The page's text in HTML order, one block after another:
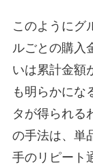
このようにグ
ルごとの購入
いは累計金額
も明らかにな
タが得られる
の手法は、単
手のリピート